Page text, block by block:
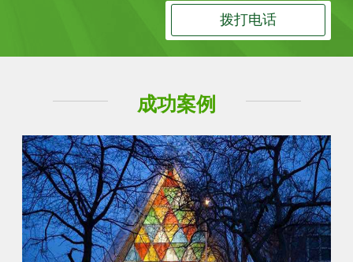
拨打电话
成功案例